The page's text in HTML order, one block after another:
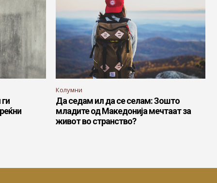
Колумни
Да седам ил да се селам: Зошто
младите од Македонија мечтаат за
живот во странство?